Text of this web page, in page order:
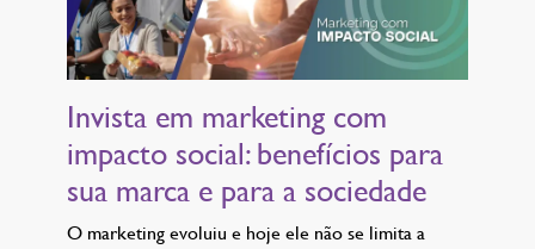
Invista em marketing com
impacto social: benefícios para
sua marca e para a sociedade
O marketing evoluiu e hoje ele não se limita a